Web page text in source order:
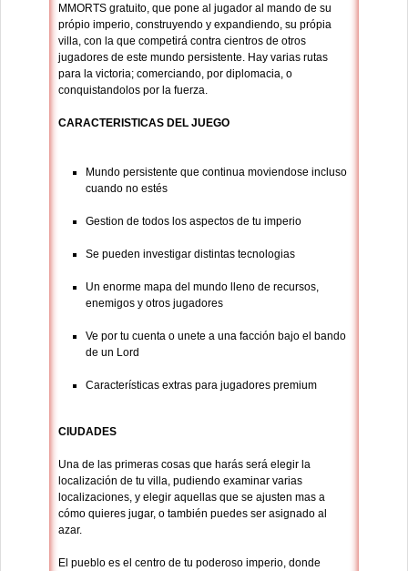
MMORTS gratuito, que pone al jugador al mando de su
própio imperio, construyendo y expandiendo, su própia
villa, con la que competirá contra cientros de otros
jugadores de este mundo persistente. Hay varias rutas
para la victoria; comerciando, por diplomacia, o
conquistandolos por la fuerza.
CARACTERISTICAS DEL JUEGO
Mundo persistente que continua moviendose incluso
cuando no estés
Gestion de todos los aspectos de tu imperio
Se pueden investigar distintas tecnologias
Un enorme mapa del mundo lleno de recursos,
enemigos y otros jugadores
Ve por tu cuenta o unete a una facción bajo el bando
de un Lord
Características extras para jugadores premium
CIUDADES
Una de las primeras cosas que harás será elegir la
localización de tu villa, pudiendo examinar varias
localizaciones, y elegir aquellas que se ajusten mas a
cómo quieres jugar, o también puedes ser asignado al
azar.
El pueblo es el centro de tu poderoso imperio, donde